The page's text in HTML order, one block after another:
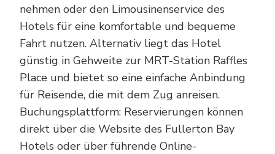
nehmen oder den Limousinenservice des
Hotels für eine komfortable und bequeme
Fahrt nutzen. Alternativ liegt das Hotel
günstig in Gehweite zur MRT-Station Raffles
Place und bietet so eine einfache Anbindung
für Reisende, die mit dem Zug anreisen.
Buchungsplattform: Reservierungen können
direkt über die Website des Fullerton Bay
Hotels oder über führende Online-